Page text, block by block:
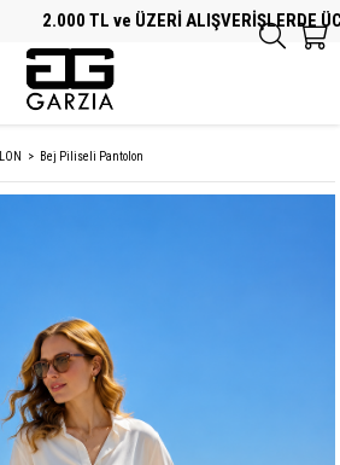
2.000 TL ve ÜZERİ ALIŞVERİŞLERDE
Bej Piliseli Pantolon